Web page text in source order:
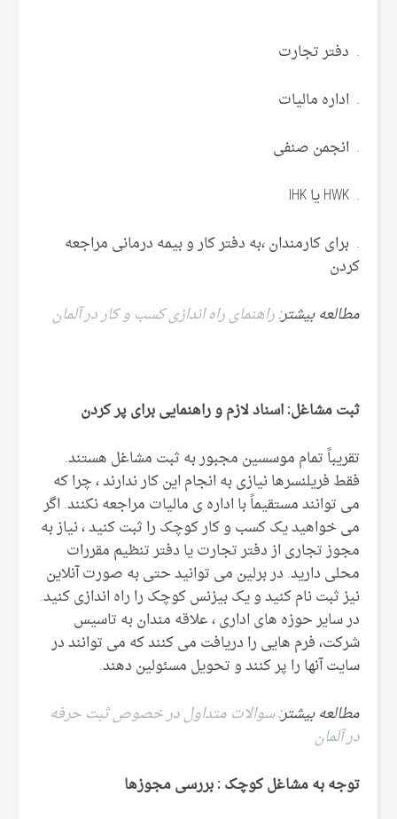
. دفتر تجارت
. اداره مالیات
. انجمن صنفی
. HWK یا IHK
. برای کارمندان ،به دفتر کار و بیمه درمانی مراجعه
کردن
مطالعه بیشتر:راهنمای راه اندازی کسب و کار در آلمان
ثبت مشاغل: اسناد لازم و راهنمایی برای پر کردن
تقریباً تمام موسسین مجبور به ثبت مشاغل هستند.
فقط فریلنسرها نیازی به انجام این کار ندارند ، چرا که
می توانند مستقیماً با اداره ی مالیات مراجعه نکنند. اگر
می خواهید یک کسب و کار کوچک را ثبت کنید ، نیاز به
مجوز تجاری از دفتر تجارت یا دفتر تنظیم مقررات
محلی دارید. در برلین می توانید حتی به صورت آنلاین
نیز ثبت نام کنید و یک بیزنس کوچک را راه اندازی کنید.
در سایر حوزه های اداری ، علاقه مندان به تاسیس
شرکت، فرم هایی را دریافت می کنند که می توانند در
سایت آنها را پر کنند و تحویل مسئولین دهند.
مطالعه بیشتر:سوالات متداول در خصوص ثبت حرفه
در آلمان
توجه به مشاغل کوچک : بررسی مجوزها